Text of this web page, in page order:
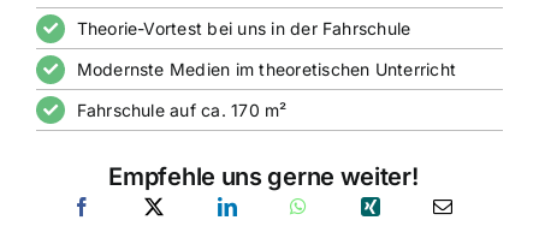
Theorie-Vortest bei uns in der Fahrschule
Modernste Medien im theoretischen Unterricht
Fahrschule auf ca. 170 m²
Empfehle uns gerne weiter!